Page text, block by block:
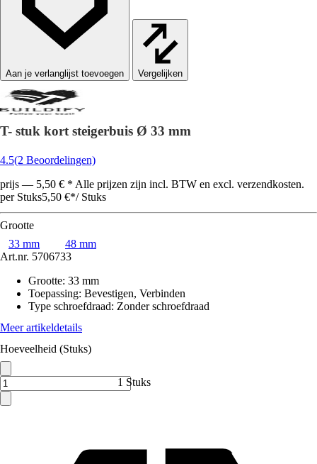
Vergelijken
T- stuk kort steigerbuis Ø 33 mm
4.5(2 Beoordelingen)
prijs — 5,50 € * Alle prijzen zijn incl. BTW en excl. verzendkosten.
per Stuks5,50 €*/ Stuks
Grootte
33 mm
48 mm
Art.nr. 5706733
Grootte: 33 mm
Toepassing: Bevestigen, Verbinden
Type schroefdraad: Zonder schroefdraad
Meer artikeldetails
Hoeveelheid (Stuks)
1 Stuks